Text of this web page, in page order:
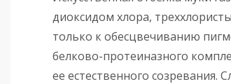
диоксидом хлора,
только к обесцвечиванию
белково-протеиназного
ее естественного созревания.